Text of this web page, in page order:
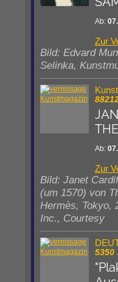
Ab:
Zur
Bild: Edvard
Selinka,
Ab:
Zur
Bild: Janet
(um 1570) von
Hermès, Tokyo,
Inc., Courtesy
5350